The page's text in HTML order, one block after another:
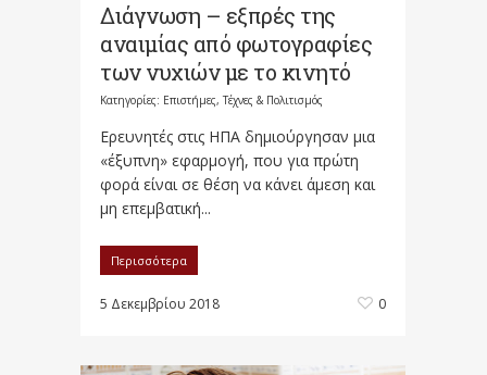
Διάγνωση – εξπρές της
αναιμίας από φωτογραφίες
των νυχιών με το κινητό
Κατηγορίες: Επιστήμες, Τέχνες & Πολιτισμός
Ερευνητές στις ΗΠΑ δημιούργησαν μια
«έξυπνη» εφαρμογή, που για πρώτη
φορά είναι σε θέση να κάνει άμεση και
μη επεμβατική...
Περισσότερα
5 Δεκεμβρίου 2018 0